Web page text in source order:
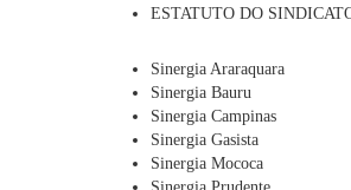
ESTATUTO DO
Sinergia Araraquara
Sinergia Bauru
Sinergia Campinas
Sinergia Gasista
Sinergia Mococa